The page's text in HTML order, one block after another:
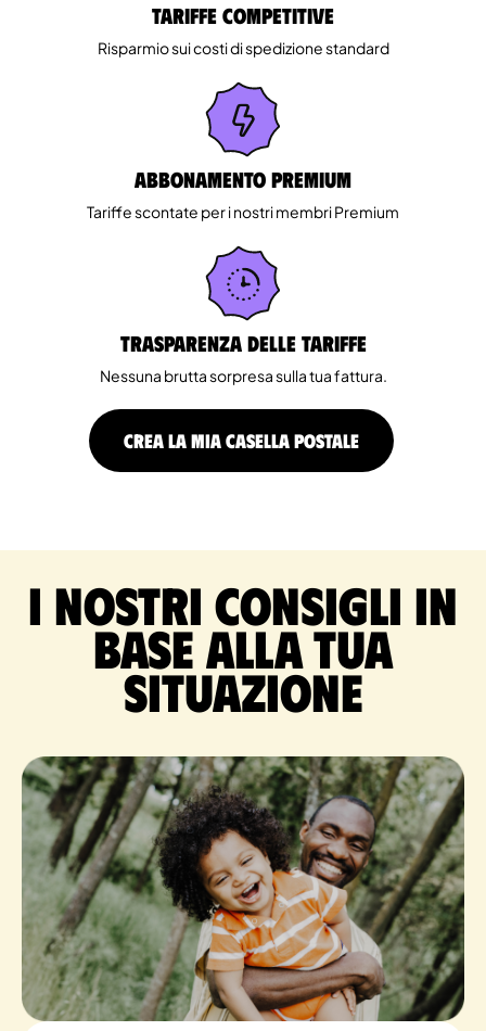
Tariffe competitive
Risparmio sui costi di spedizione standard
Abbonamento Premium
Tariffe scontate per i nostri membri Premium
Trasparenza delle tariffe
Nessuna brutta sorpresa sulla tua fattura.
CREA LA MIA CASELLA POSTALE
I nostri consigli in
base alla tua
situazione